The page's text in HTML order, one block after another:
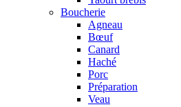
Boucherie
Agneau
Bœuf
Canard
Haché
Porc
Préparation
Veau